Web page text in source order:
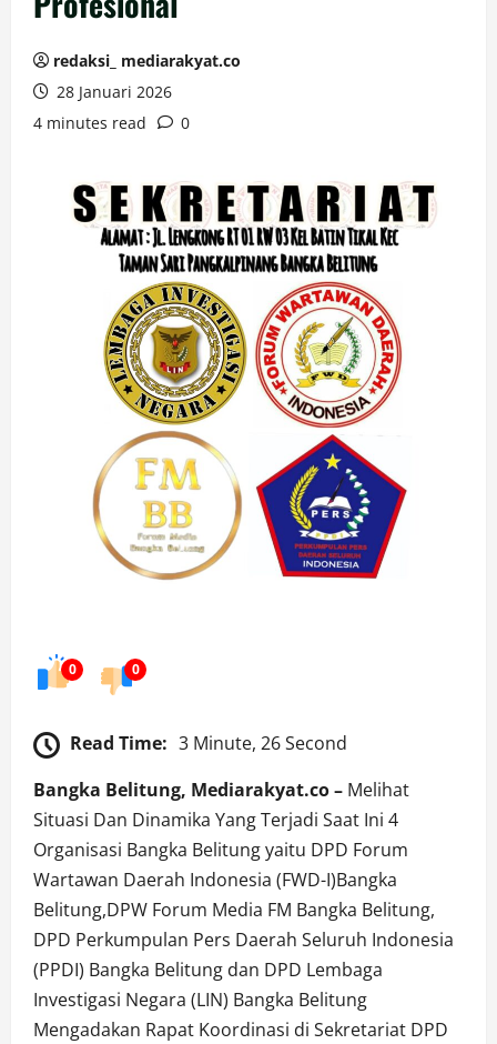
redaksi_ mediarakyat.co
28 Januari 2026
4 minutes read
0
0 0
Read Time: 3 Minute, 26 Second
Bangka Belitung, Mediarakyat.co – Melihat
Situasi Dan Dinamika Yang Terjadi Saat Ini 4
Organisasi Bangka Belitung yaitu DPD Forum
Wartawan Daerah Indonesia (FWD-I)Bangka
Belitung,DPW Forum Media FM Bangka Belitung,
DPD Perkumpulan Pers Daerah Seluruh Indonesia
(PPDI) Bangka Belitung dan DPD Lembaga
Investigasi Negara (LIN) Bangka Belitung
Mengadakan Rapat Koordinasi di Sekretariat DPD